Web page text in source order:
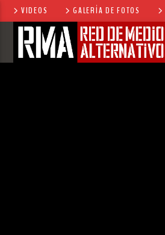
VIDEOS GALERÍA DE FOTOS